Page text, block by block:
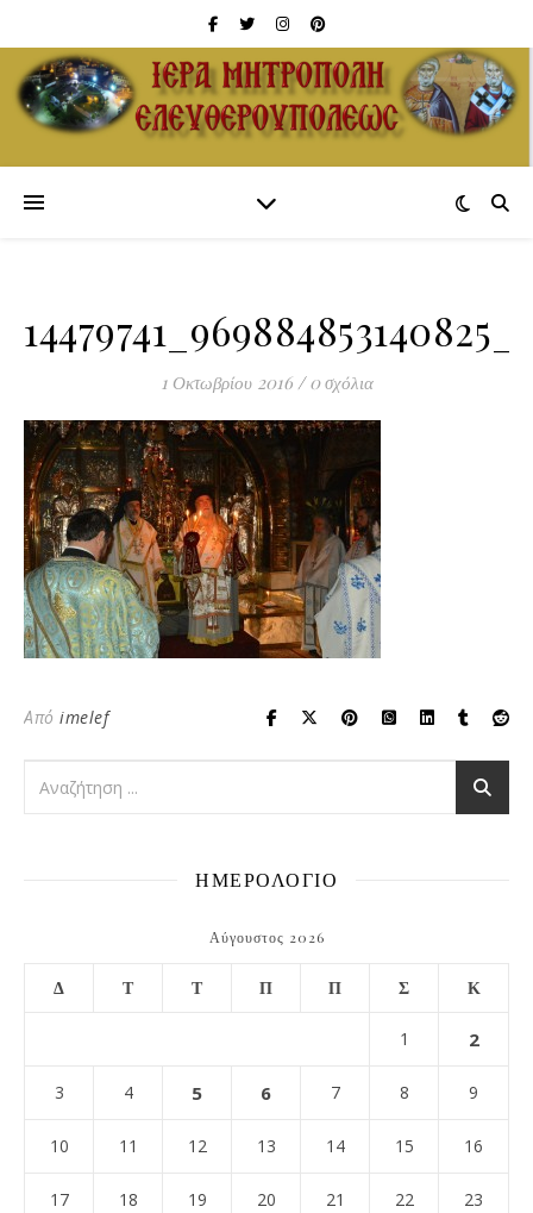
1 Οκτωβρίου 2016 / 0 σχόλια
Από imelef
ΗΜΕΡΟΛΟΓΙΟ
Αύγουστος 2026
Δ Τ Τ Π Π Σ Κ
1 2
3 4 5 6 7 8 9
10 11 12 13 14 15 16
17 18 19 20 21 22 23